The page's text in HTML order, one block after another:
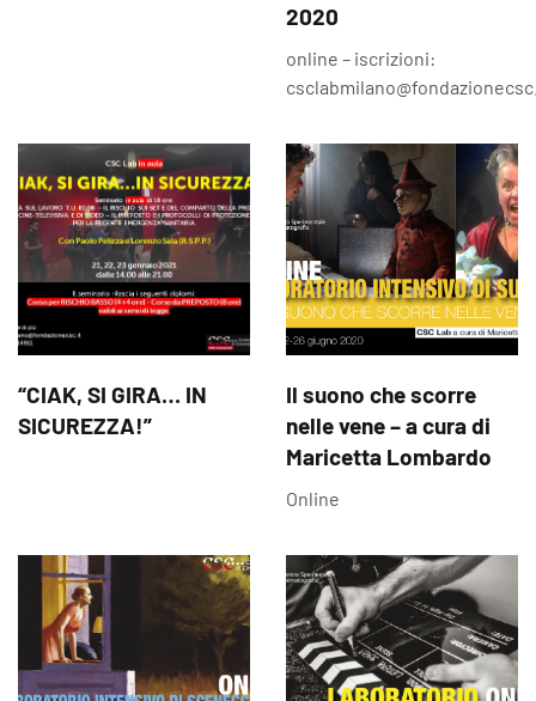
2020
online – iscrizioni:
“CIAK, SI GIRA… IN
SICUREZZA!”
Il suono che scorre
nelle vene – a cura di
Maricetta Lombardo
Online